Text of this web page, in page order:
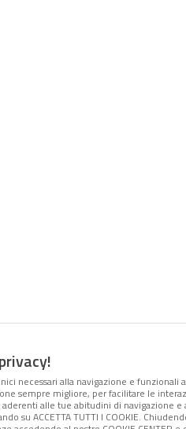
necessari alla navigazione e funzionali
sempre migliore, per facilitare le
alle tue abitudini di navigazione e
su ACCETTA TUTTI I COOKIE.